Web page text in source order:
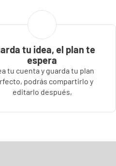
tu idea, el plan te
espera
tu cuenta y guarda tu plan
podrás compartirlo y
editarlo después,